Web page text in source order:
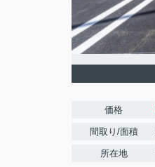
価格
間取り/面積
所在地